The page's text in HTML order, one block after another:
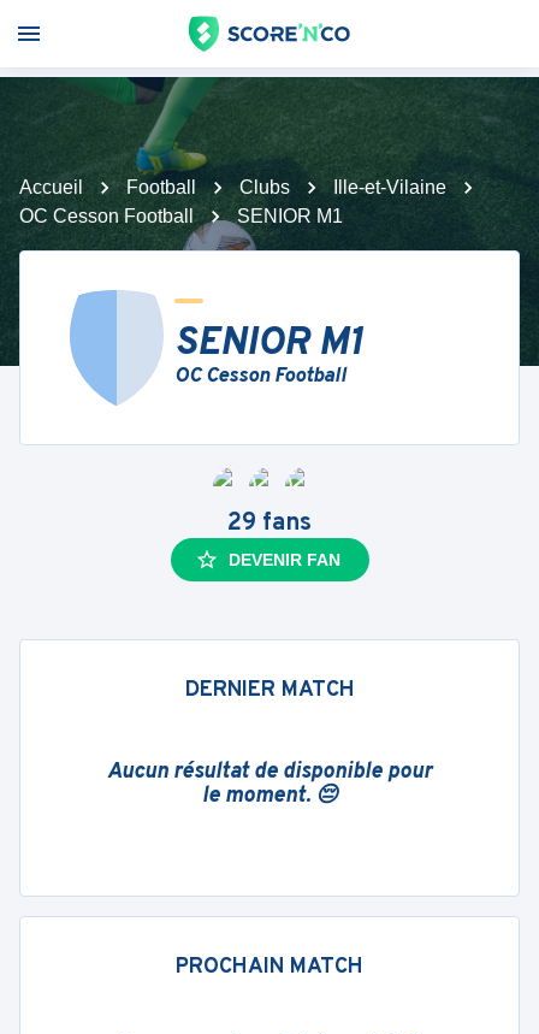
Accueil Football Clubs
Ille-et-Vilaine
OC Cesson Football
SENIOR M1
SENIOR M1
OC Cesson Football
29 fans
DEVENIR FAN
DERNIER MATCH
Aucun résultat de disponible pour
le moment. 😔
PROCHAIN MATCH